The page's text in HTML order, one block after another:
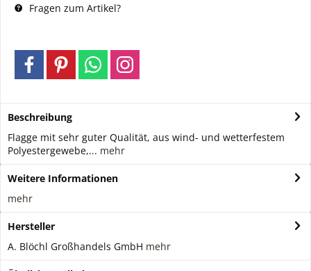
Fragen zum Artikel?
Beschreibung
Flagge mit sehr guter Qualität, aus wind- und wetterfestem
Polyestergewebe,... mehr
Weitere Informationen
mehr
Hersteller
A. Blöchl Großhandels GmbH mehr